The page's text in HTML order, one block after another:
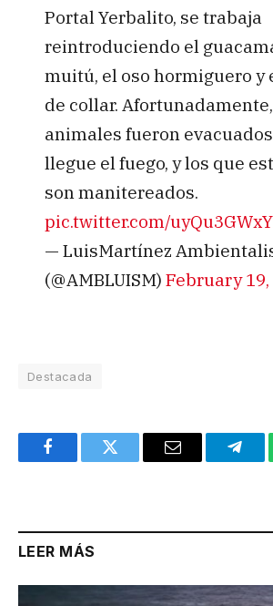
Portal Yerbalito, se trabaja
reintroduciendo el
muitú, el oso hormiguero y
de collar.
animales fueron
llegue el fuego, y los que
son manitereados.
pic.twitter.com/
— LuisMartínez
(@AMBLUISM) February 19,
Destacada
FacebookTwitter Email
LEER MÁS